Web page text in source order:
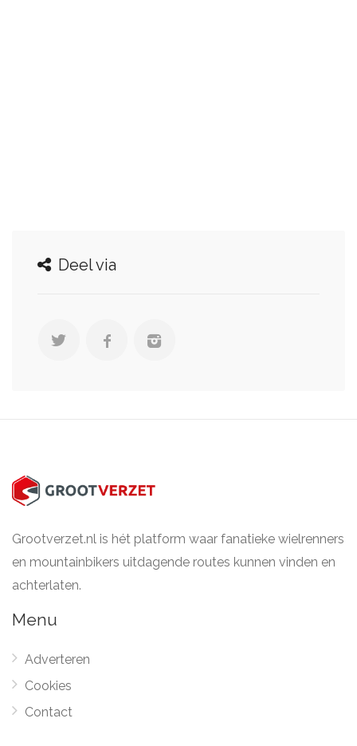
Deel via
Grootverzet.nl is hét platform waar fanatieke wielrenners
en mountainbikers uitdagende routes kunnen vinden en
achterlaten.
Menu
Adverteren
Cookies
Contact